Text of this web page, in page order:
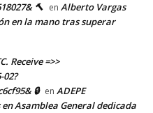
🔨 en Alberto Vargas
en la mano tras superar
Receive =>>
🔒 en ADEPE
Asamblea General dedicada